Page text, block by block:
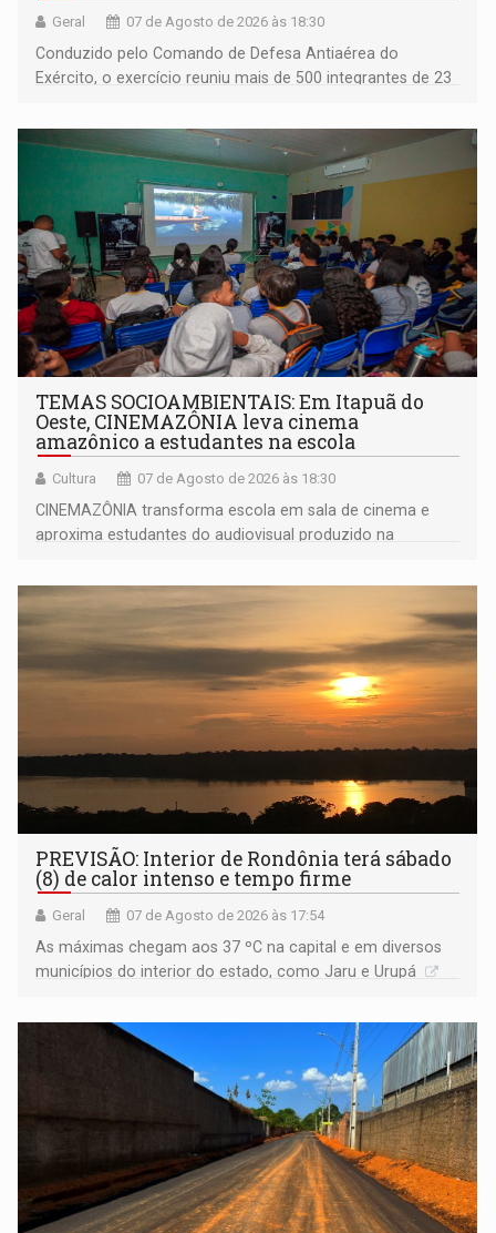
Geral 07 de Agosto de 2026 às 18:30
Conduzido pelo Comando de Defesa Antiaérea do
Exército, o exercício reuniu mais de 500 integrantes de 23
TEMAS SOCIOAMBIENTAIS: Em Itapuã do
Oeste, CINEMAZÔNIA leva cinema
amazônico a estudantes na escola
Cultura 07 de Agosto de 2026 às 18:30
CINEMAZÔNIA transforma escola em sala de cinema e
aproxima estudantes do audiovisual produzido na
PREVISÃO: Interior de Rondônia terá sábado
(8) de calor intenso e tempo firme
Geral 07 de Agosto de 2026 às 17:54
As máximas chegam aos 37 ºC na capital e em diversos
municípios do interior do estado, como Jaru e Urupá